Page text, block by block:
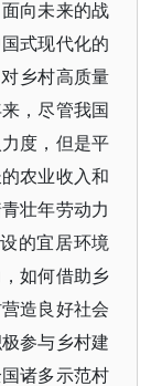
向未来的战
式现代化的
乡村高质量
，尽管我国
度，但是平
农业收入和
壮年劳动力
的宜居环境
如何借助乡
造良好社会
参与乡村建
诸多示范村